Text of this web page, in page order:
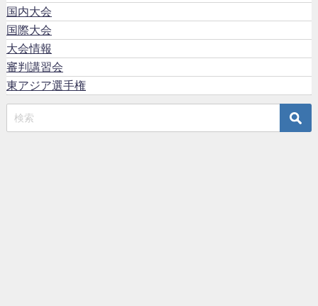
国内大会
国際大会
大会情報
審判講習会
東アジア選手権